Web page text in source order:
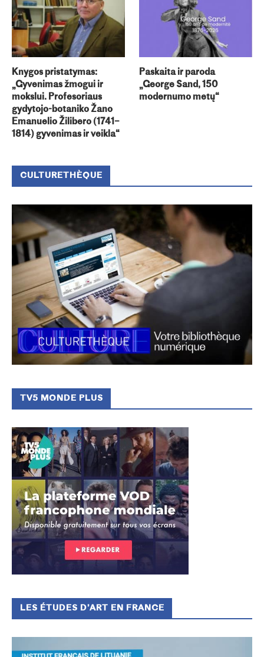
Knygos pristatymas:
„Gyvenimas žmogui ir
mokslui. Profesoriaus
gydytojo-botaniko Žano
Emanuelio Žilibero (1741–
1814) gyvenimas ir veikla“
Paskaita ir paroda
„George Sand, 150
modernumo metų“
CULTURETHÈQUE
TV5 MONDE PLUS
LES ÉTUDES D’ART EN FRANCE